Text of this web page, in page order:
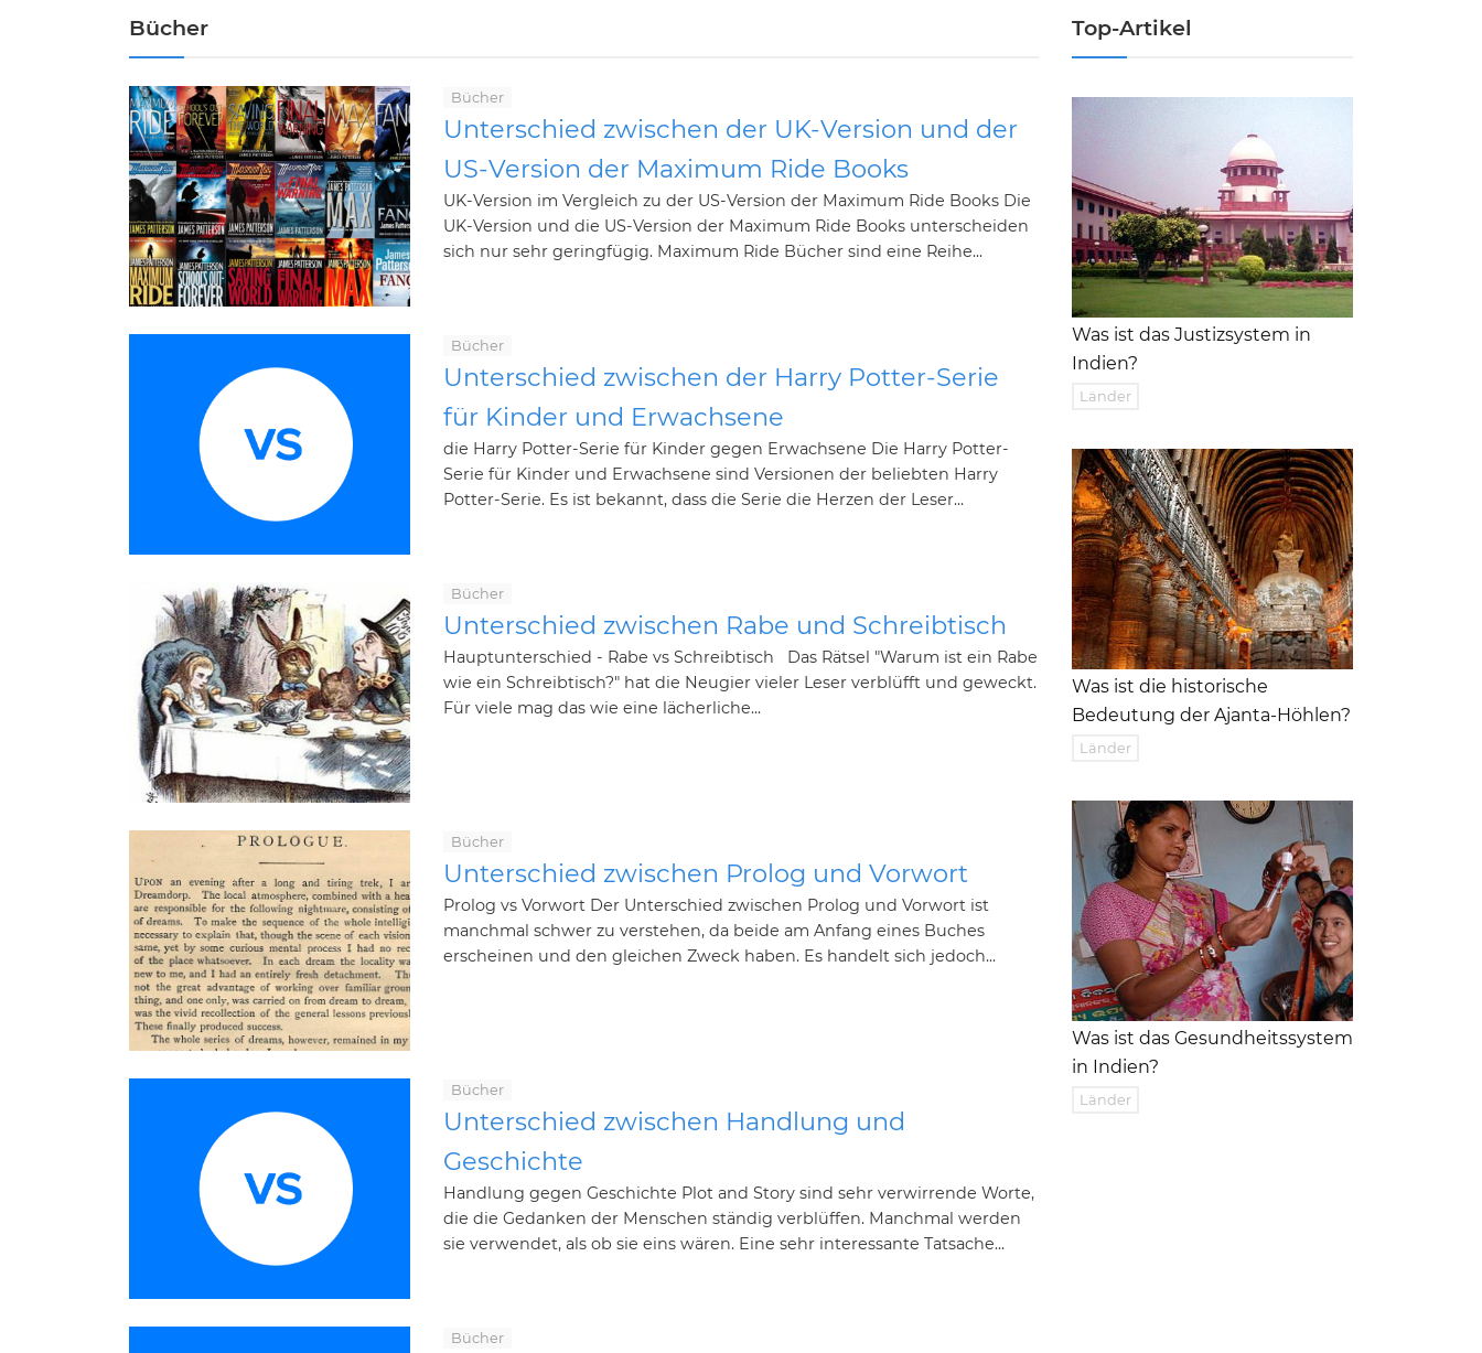
Bücher
Bücher
Unterschied zwischen der UK-Version und der
US-Version der Maximum Ride Books
UK-Version im Vergleich zu der US-Version der Maximum Ride Books Die
UK-Version und die US-Version der Maximum Ride Books unterscheiden
sich nur sehr geringfügig. Maximum Ride Bücher sind eine Reihe...
Bücher
Unterschied zwischen der Harry Potter-Serie
für Kinder und Erwachsene
die Harry Potter-Serie für Kinder gegen Erwachsene Die Harry Potter-
Serie für Kinder und Erwachsene sind Versionen der beliebten Harry
Potter-Serie. Es ist bekannt, dass die Serie die Herzen der Leser...
Bücher
Unterschied zwischen Rabe und Schreibtisch
Hauptunterschied - Rabe vs Schreibtisch Das Rätsel "Warum ist ein Rabe
wie ein Schreibtisch?" hat die Neugier vieler Leser verblüfft und geweckt.
Für viele mag das wie eine lächerliche...
Bücher
Unterschied zwischen Prolog und Vorwort
Prolog vs Vorwort Der Unterschied zwischen Prolog und Vorwort ist
manchmal schwer zu verstehen, da beide am Anfang eines Buches
erscheinen und den gleichen Zweck haben. Es handelt sich jedoch...
Bücher
Unterschied zwischen Handlung und
Geschichte
Handlung gegen Geschichte Plot and Story sind sehr verwirrende Worte,
die die Gedanken der Menschen ständig verblüffen. Manchmal werden
sie verwendet, als ob sie eins wären. Eine sehr interessante Tatsache...
Bücher
Top-Artikel
Was ist das Justizsystem in
Indien?
Länder
Was ist die historische
Bedeutung der Ajanta-Höhlen?
Länder
Was ist das Gesundheitssystem
in Indien?
Länder